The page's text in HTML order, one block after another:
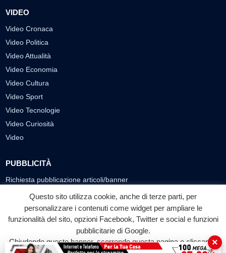
VIDEO
Video Cronaca
Video Politica
Video Attualità
Video Economia
Video Cultura
Video Sport
Video Tecnologie
Video Curiosità
Video
PUBBLICITÀ
Richiesta pubblicazione articoli/banner
SEGUICI SUI SOCIAL
f
Facebook
◎ ▶
YouTube
Questo sito utilizza cookie, anche di terze parti, per
personalizzare i contenuti come widget per ampliare le
funzionalità del sito, opzioni Facebook, Twitter e social e funzioni
pubblicitarie di Google.
Chiudendo questo banner, scorrendo questa pagina o cliccando
×